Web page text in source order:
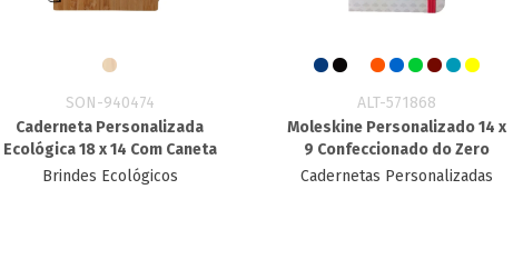
SON-940474
Caderneta Personalizada
Ecológica 18 x 14 Com Caneta
Brindes Ecológicos
ALT-571868
Moleskine Personalizado 14 x
9 Confeccionado do Zero
Cadernetas Personalizadas